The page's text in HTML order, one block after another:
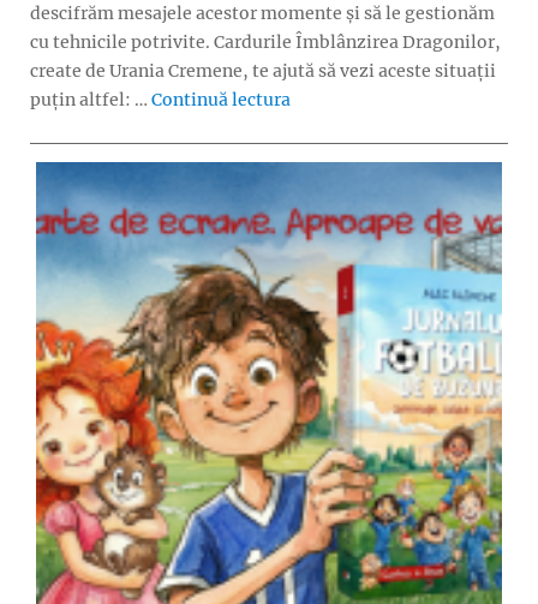
descifrăm mesajele acestor momente și să le gestionăm
cu tehnicile potrivite. Cardurile Îmblânzirea Dragonilor,
create de Urania Cremene, te ajută să vezi aceste situații
puțin altfel: … Continuă lectura